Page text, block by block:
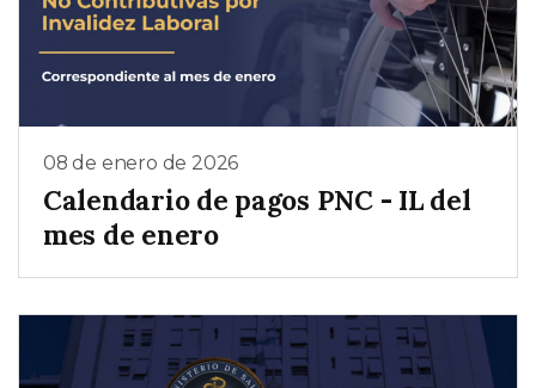
08 de enero de 2026
Calendario de pagos PNC - IL del
mes de enero